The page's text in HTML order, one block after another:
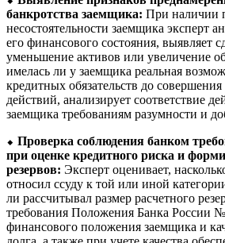
банкротства заемщика: При наличии
несостоятельности заемщика эксперт
его финансового состояния, выявляет
уменьшение активов или увеличение
имелась ли у заемщика реальная
кредитных обязательств до
действий, анализирует соответствие
заемщика требованиям разумности и
⬥ Проверка соблюдения банком
при оценке кредитного риска и
резервов: Эксперт оценивает,
относил ссуду к той или иной
ли рассчитывал размер расчетного
требования Положения Банка России
финансового положения заемщика и